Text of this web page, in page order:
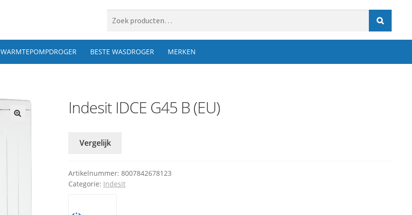
 naar: 
WARMTEPOMPDROGER BESTE WASDROGER MERKEN
Indesit IDCE G45 B (EU)
Vergelijk
Artikelnummer: 8007842678123
Categorie: Indesit